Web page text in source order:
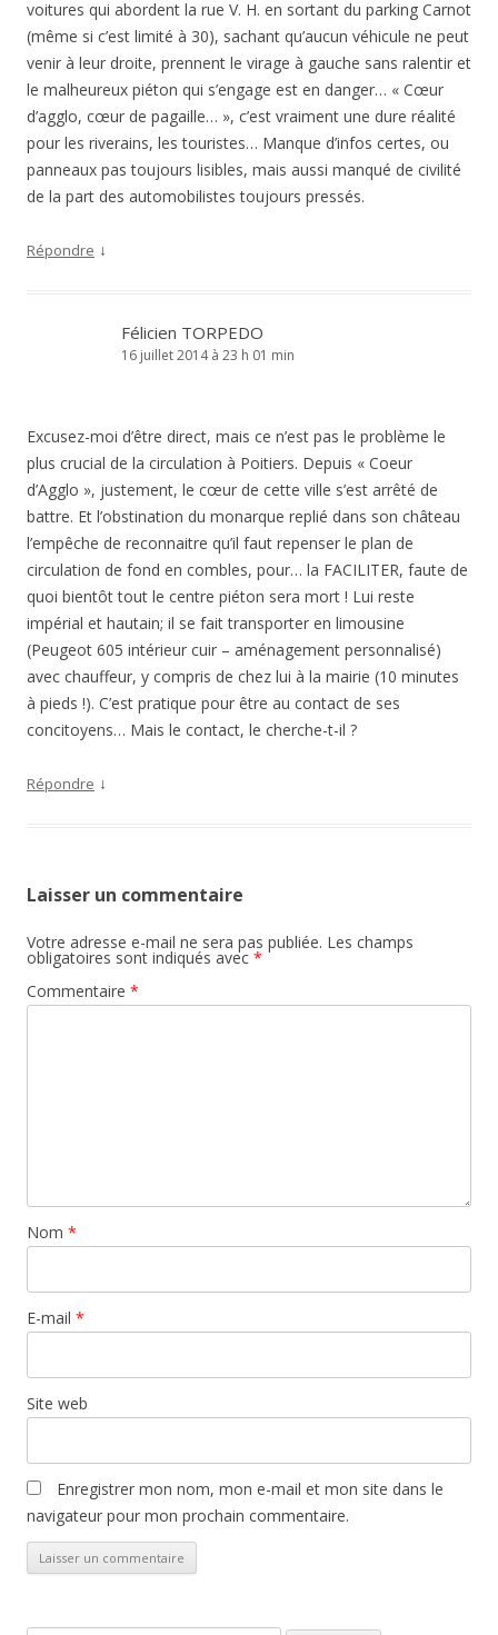
voitures qui abordent la rue V. H. en sortant du parking Carnot
(même si c’est limité à 30), sachant qu’aucun véhicule ne peut
venir à leur droite, prennent le virage à gauche sans ralentir et
le malheureux piéton qui s’engage est en danger… « Cœur
d’agglo, cœur de pagaille… », c’est vraiment une dure réalité
pour les riverains, les touristes… Manque d’infos certes, ou
panneaux pas toujours lisibles, mais aussi manqué de civilité
de la part des automobilistes toujours pressés.
Répondre ↓
Félicien TORPEDO
16 juillet 2014 à 23 h 01 min
Excusez-moi d’être direct, mais ce n’est pas le problème le
plus crucial de la circulation à Poitiers. Depuis « Coeur
d’Agglo », justement, le cœur de cette ville s’est arrêté de
battre. Et l’obstination du monarque replié dans son château
l’empêche de reconnaitre qu’il faut repenser le plan de
circulation de fond en combles, pour… la FACILITER, faute de
quoi bientôt tout le centre piéton sera mort ! Lui reste
impérial et hautain; il se fait transporter en limousine
(Peugeot 605 intérieur cuir – aménagement personnalisé)
avec chauffeur, y compris de chez lui à la mairie (10 minutes
à pieds !). C’est pratique pour être au contact de ses
concitoyens… Mais le contact, le cherche-t-il ?
Répondre ↓
Laisser un commentaire
Votre adresse e-mail ne sera pas publiée. Les champs
obligatoires sont indiqués avec *
Commentaire *
Nom *
E-mail *
Site web
Enregistrer mon nom, mon e-mail et mon site dans le
navigateur pour mon prochain commentaire.